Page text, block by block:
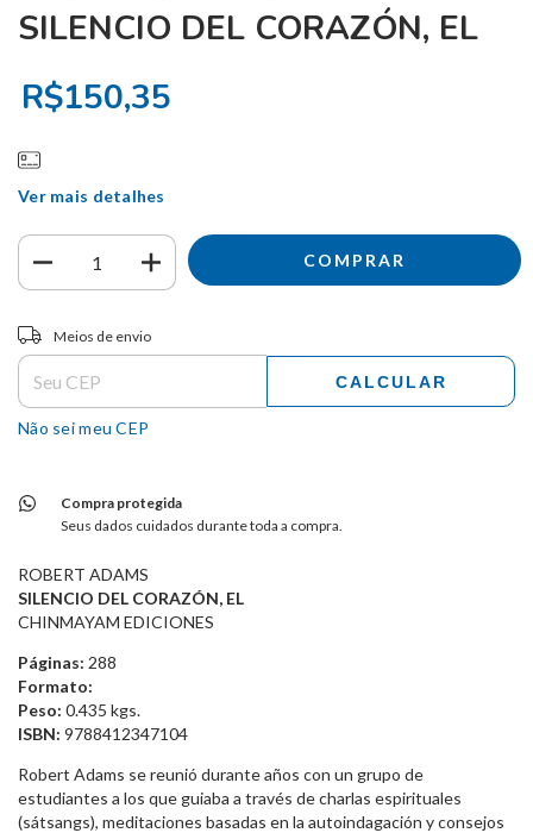
SILENCIO DEL CORAZÓN, EL
R$150,35
Ver mais detalhes
Entregas para o CEP:
Meios de envio
CALCULAR
Não sei meu CEP
Compra protegida
Seus dados cuidados durante toda a compra.
ROBERT ADAMS
SILENCIO DEL CORAZÓN, EL
CHINMAYAM EDICIONES
Páginas: 288
Formato:
Peso: 0.435 kgs.
ISBN: 9788412347104
Robert Adams se reunió durante años con un grupo de
estudiantes a los que guiaba a través de charlas espirituales
(sátsangs), meditaciones basadas en la autoindagación y consejos